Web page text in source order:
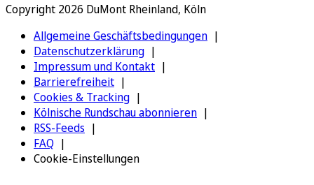
Copyright 2026 DuMont Rheinland, Köln
Allgemeine Geschäftsbedingungen
Datenschutzerklärung
Impressum und Kontakt
Barrierefreiheit
Cookies & Tracking
Kölnische Rundschau abonnieren
RSS-Feeds
FAQ
Cookie-Einstellungen